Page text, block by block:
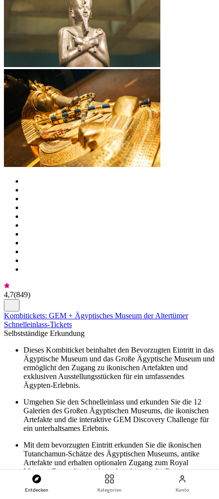
Entdecken Kategorien Konto
4,7(849)
Kombitickets: GEM + Ägyptisches Museum der Altertümer
Schnelleinlass-Tickets
Selbstständige Erkundung
Dieses Kombiticket beinhaltet den Bevorzugten Eintritt in das
Ägyptische Museum und das Große Ägyptische Museum und
ermöglicht den Zugang zu ikonischen Artefakten und
exklusiven Ausstellungsstücken für ein umfassendes
Ägypten-Erlebnis.
Umgehen Sie den Schnelleinlass und erkunden Sie die 12
Galerien des Großen Ägyptischen Museums, die ikonischen
Artefakte und die interaktive GEM Discovery Challenge für
ein unterhaltsames Erlebnis.
Mit dem bevorzugten Eintritt erkunden Sie die ikonischen
Tutanchamun-Schätze des Ägyptischen Museums, antike
Artefakte und erhalten optionalen Zugang zum Royal
Mummy Room für eine komplette historische Reise.
Original price